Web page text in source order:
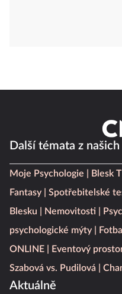
Další témata z
Moje Psychologie Blesk
Fantasy
Spotřebitelské
Blesku
Nemovitosti
psychologické mýty
ONLINE
Eventový
Szabová vs. Pudilová
Aktuálně